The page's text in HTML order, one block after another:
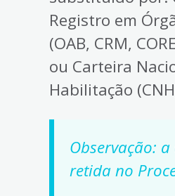
Registro em
(OAB, CRM,
ou Carteira
Habilitação
Observação:
retida no